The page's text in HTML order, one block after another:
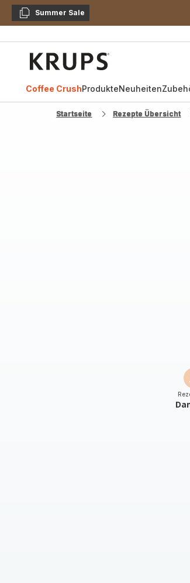
KopierenSummer Sale
Coffee CrushProdukteNeuheiten
Startseite Rezepte Übersicht